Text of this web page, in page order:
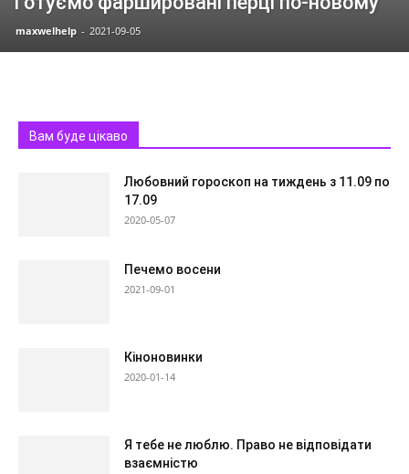
maxwelhelp - 2021-09-05
Вам буде цікаво
Любовний гороскоп на тиждень з 11.09 по
17.09
2020-05-07
Печемо восени
2021-09-01
Кіноновинки
2020-01-14
Я тебе не люблю. Право не відповідати
взаємністю